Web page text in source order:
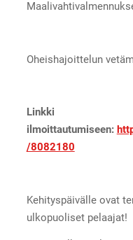
Oheishajoittelun
Linkki
ilmoittautumiseen:
/8082180
Kehityspäivälle ovat
ulkopuoliset pelaajat!